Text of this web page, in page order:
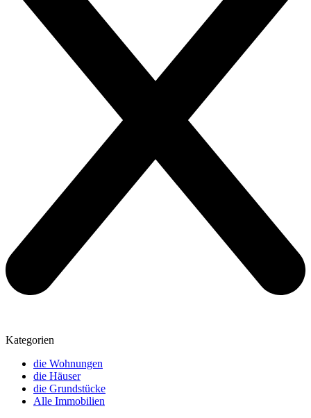
Kategorien
die Wohnungen
die Häuser
die Grundstücke
Alle Immobilien